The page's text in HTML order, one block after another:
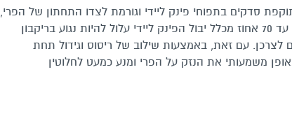
סדקים בתפוחי פינק ליידי וגורמת לצדו התחתון של הפרי,
המכונה פיטם, להירקב עוד בעודו על העץ. ללא ריסוס, עד 70 אחוז מכלל יבול הפינק ליידי עלול להיות נגוע בריקבון
לצרכן. עם זאת, באמצעות שילוב של ריסוס וגידול תחת
משמעותי את הנזק על הפרי ומנע כמעט לחלוטין